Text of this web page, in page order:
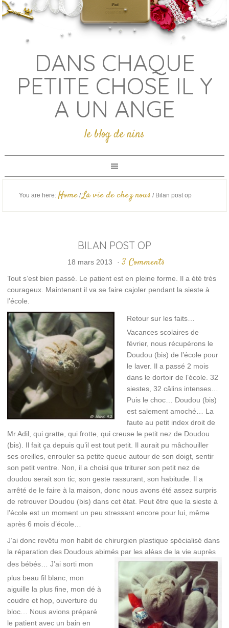
DANS CHAQUE
PETITE CHOSE IL Y
A UN ANGE
le blog de nins
You are here: Home / La vie de chez nous /Bilan post op
BILAN POST OP
18 mars 2013 · 3 Comments
Tout s’est bien passé. Le patient est en pleine forme. Il a été très
courageux. Maintenant il va se faire cajoler pendant la sieste à
l’école.
Retour sur les faits…
Vacances scolaires de
février, nous récupérons le
Doudou (bis) de l’école pour
le laver. Il a passé 2 mois
dans le dortoir de l’école. 32
siestes, 32 câlins intenses…
Puis le choc… Doudou (bis)
est salement amoché… La
faute au petit index droit de
Mr Adil, qui gratte, qui frotte, qui creuse le petit nez de Doudou
(bis). Il fait ça depuis qu’il est tout petit. Il aurait pu mâchouiller
ses oreilles, enrouler sa petite queue autour de son doigt, sentir
son petit ventre. Non, il a choisi que triturer son petit nez de
doudou serait son tic, son geste rassurant, son habitude. Il a
arrêté de le faire à la maison, donc nous avons été assez surpris
de retrouver Doudou (bis) dans cet état. Peut être que la sieste à
l’école est un moment un peu stressant encore pour lui, même
après 6 mois d’école…
J’ai donc revêtu mon habit de chirurgien plastique spécialisé dans
la réparation des Doudous abimés par les aléas de la vie auprès
des bébés… J’ai sorti mon
plus beau fil blanc, mon
aiguille la plus fine, mon dé à
coudre et hop, ouverture du
bloc… Nous avions préparé
le patient avec un bain en